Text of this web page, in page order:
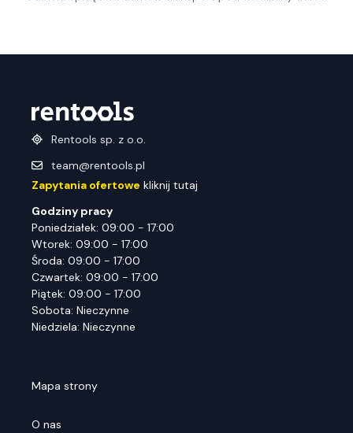
Rentools sp. z o.o.
team@rentools.pl
Zapytania ofertowe kliknij tutaj
Godziny pracy
Poniedziałek: 09:00 - 17:00
Wtorek: 09:00 - 17:00
Środa: 09:00 - 17:00
Czwartek: 09:00 - 17:00
Piątek: 09:00 - 17:00
Sobota: Nieczynne
Niedziela: Nieczynne
Mapa strony
O nas